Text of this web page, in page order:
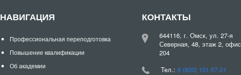
НАВИГАЦИЯ
Профессиональная переподготовка
Повышение квалификации
Об академии
КОНТАКТЫ
644116, г. Омск, ул. 27-я
Северная, 48, этаж 2, офис
204
Teл.: 8 (800) 101-57-21